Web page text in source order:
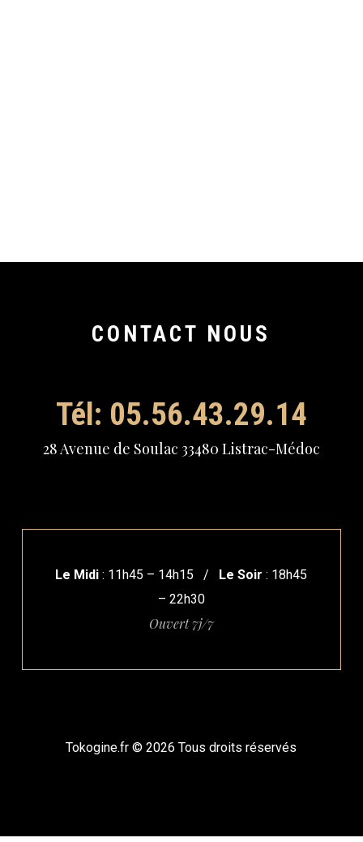
CONTACT NOUS
Tél: 05.56.43.29.14
28 Avenue de Soulac 33480 Listrac-Médoc
Le Midi : 11h45 – 14h15 / Le Soir : 18h45
– 22h30
Ouvert 7j/7
Tokogine.fr ©2026 Tous droits réservés